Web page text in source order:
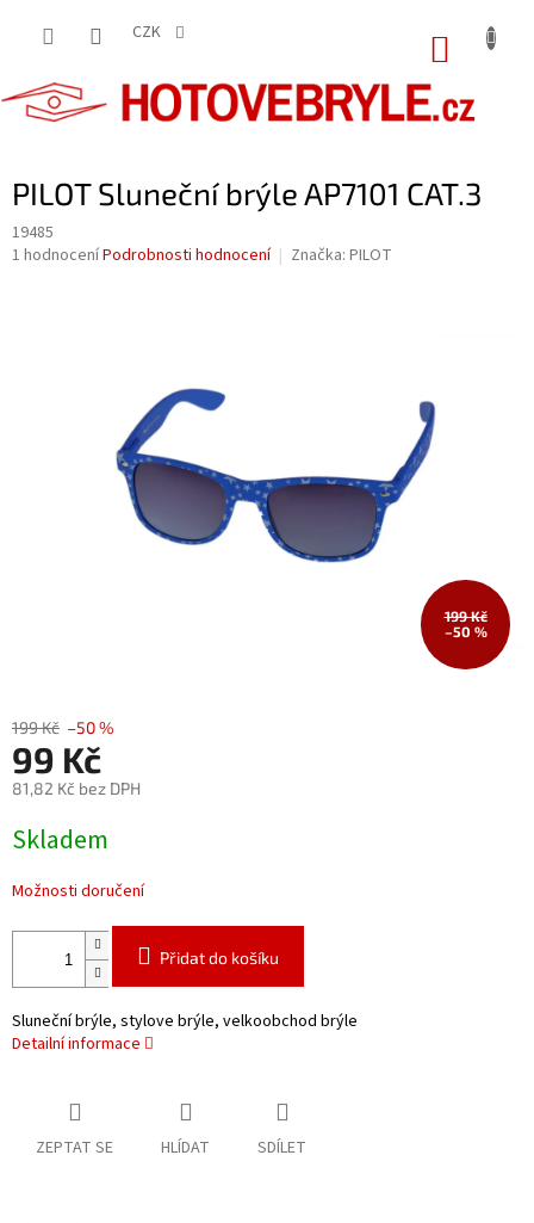
CZK
PILOT Sluneční brýle AP7101 CAT.3
19485
Průměrné
1 hodnoceníPodrobnosti hodnocení Značka: PILOT
199 Kč
–50 %
199 Kč –50 %
99 Kč
81,82 Kč bez DPH
cena:
Skladem
Možnosti doručení
Přidat do košíku
Sluneční brýle, stylove brýle, velkoobchod brýle
Detailní informace
ZEPTAT SE HLÍDAT SDÍLET